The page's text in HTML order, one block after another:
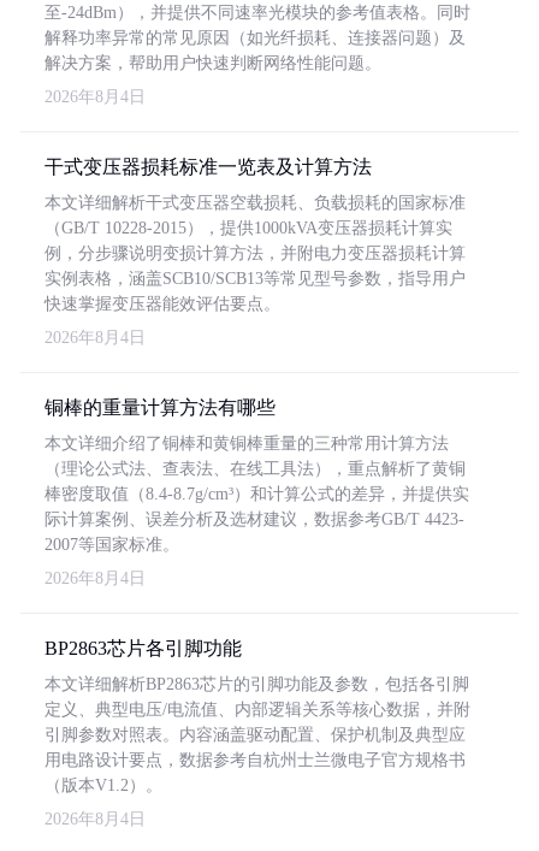
至-24dBm），并提供不同速率光模块的参考值表格。同时
解释功率异常的常见原因（如光纤损耗、连接器问题）及
解决方案，帮助用户快速判断网络性能问题。
2026年8月4日
干式变压器损耗标准一览表及计算方法
本文详细解析干式变压器空载损耗、负载损耗的国家标准
（GB/T 10228-2015），提供1000kVA变压器损耗计算实
例，分步骤说明变损计算方法，并附电力变压器损耗计算
实例表格，涵盖SCB10/SCB13等常见型号参数，指导用户
快速掌握变压器能效评估要点。
2026年8月4日
铜棒的重量计算方法有哪些
本文详细介绍了铜棒和黄铜棒重量的三种常用计算方法
（理论公式法、查表法、在线工具法），重点解析了黄铜
棒密度取值（8.4-8.7g/cm³）和计算公式的差异，并提供实
际计算案例、误差分析及选材建议，数据参考GB/T 4423-
2007等国家标准。
2026年8月4日
BP2863芯片各引脚功能
本文详细解析BP2863芯片的引脚功能及参数，包括各引脚
定义、典型电压/电流值、内部逻辑关系等核心数据，并附
引脚参数对照表。内容涵盖驱动配置、保护机制及典型应
用电路设计要点，数据参考自杭州士兰微电子官方规格书
（版本V1.2）。
2026年8月4日